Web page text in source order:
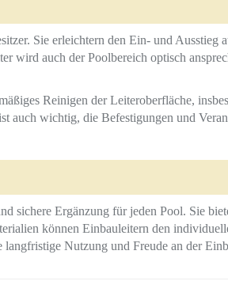
Sie erleichtern den Ein- und
wird auch der Poolbereich optisch
Reinigen der Leiteroberfläche,
auch wichtig, die Befestigungen und
sichere Ergänzung für jeden Pool. Sie
können Einbauleitern den
Nutzung und Freude an der